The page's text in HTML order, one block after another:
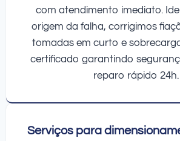
com atendimento imediato.
origem da falha, corrigimos
tomadas em curto e
certificado garantindo
reparo rápido 24h.
Serviços para